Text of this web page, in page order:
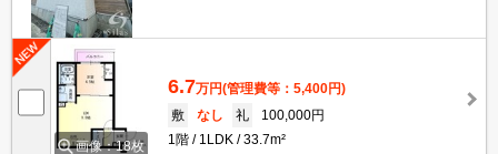
画像：18枚
6.7万円(管理費等：5,400円)
敷
なし 礼
100,000円
1階
1LDK 33.7m²